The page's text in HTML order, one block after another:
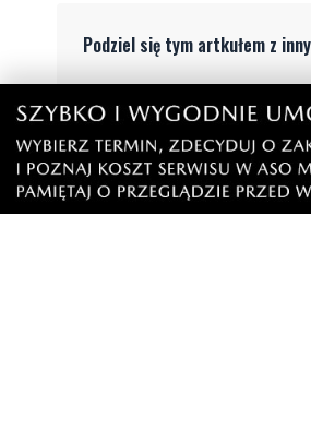
Podziel się tym artkułem z
Czytaj również